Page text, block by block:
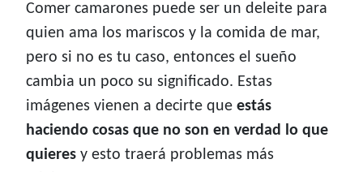
Comer camarones puede ser un deleite para
quien ama los mariscos y la comida de mar,
pero si no es tu caso, entonces el sueño
cambia un poco su significado. Estas
imágenes vienen a decirte que estás
haciendo cosas que no son en verdad lo que
quieres y esto traerá problemas más